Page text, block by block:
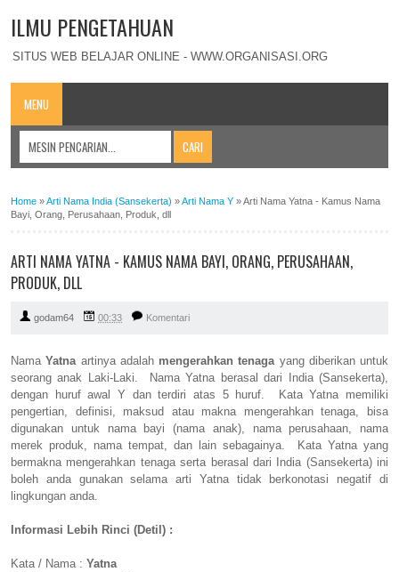
ILMU PENGETAHUAN
SITUS WEB BELAJAR ONLINE - WWW.ORGANISASI.ORG
MENU
Home »Arti Nama India (Sansekerta) »Arti Nama Y »Arti Nama Yatna - Kamus Nama
Bayi, Orang, Perusahaan, Produk, dll
ARTI NAMA YATNA - KAMUS NAMA BAYI, ORANG, PERUSAHAAN,
PRODUK, DLL
godam64 00:33 Komentari
NamaYatnaartinya adalah mengerahkan tenagayang diberikan untuk
seorang anak Laki-Laki. Nama Yatna berasal dari India (Sansekerta),
dengan huruf awal Y dan terdiri atas 5 huruf. Kata Yatna memiliki
pengertian, definisi, maksud atau makna mengerahkan tenaga, bisa
digunakan untuk nama bayi (nama anak), nama perusahaan, nama
merek produk, nama tempat, dan lain sebagainya. Kata Yatna yang
bermakna mengerahkan tenaga serta berasal dari India (Sansekerta) ini
boleh anda gunakan selama arti Yatna tidak berkonotasi negatif di
lingkungan anda.
Informasi Lebih Rinci (Detil) :
Kata / Nama : Yatna